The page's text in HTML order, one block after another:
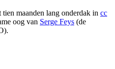
maanden lang onderdak in cc
oog van Serge Feys (de